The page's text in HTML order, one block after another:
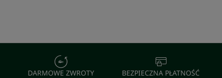
DARMOWE ZWROTY BEZPIECZNA PŁATNOŚĆ